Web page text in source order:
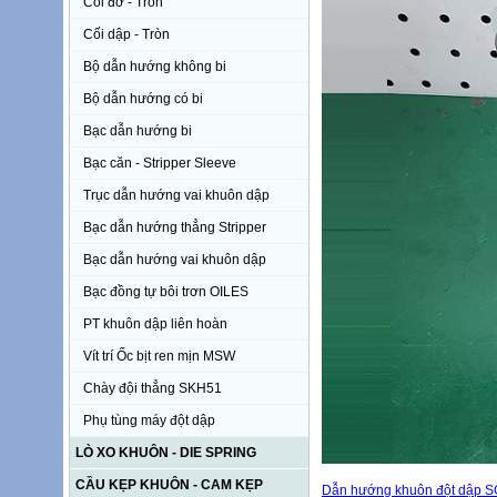
Cối dập - Tròn
Bộ dẫn hướng không bi
Bộ dẫn hướng có bi
Bạc dẫn hướng bi
Bạc căn - Stripper Sleeve
Trục dẫn hướng vai khuôn dập
Bạc dẫn hướng thẳng Stripper
Bạc dẫn hướng vai khuôn dập
Bạc đồng tự bôi trơn OILES
PT khuôn dập liên hoàn
Vít trí Ốc bịt ren mịn MSW
Chày đội thẳng SKH51
Phụ tùng máy đột dập
LÒ XO KHUÔN - DIE SPRING
CẦU KẸP KHUÔN - CAM KẸP Dẫn hướng khuôn đột dập